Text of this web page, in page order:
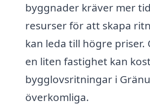
byggnader kräver mer
resurser för att skapa
kan leda till högre priser.
en liten fastighet kan
bygglovsritningar i
överkomliga.